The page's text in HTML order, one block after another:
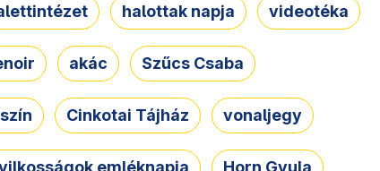
halottak napja videotéka
akác Szűcs Csaba
Cinkotai Tájház vonaljegy
emléknapja Horn Gyula